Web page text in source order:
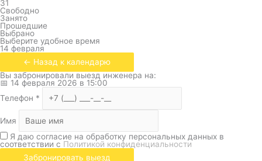
31
Свободно
Занято
Прошедшие
Выбрано
Выберите удобное время
14 февраля
← Назад к календарю
Вы забронировали выезд инженера на:
📅 14 февраля 2026 в 15:00
Телефон *
Имя
Я даю согласие на обработку персональных данных в
соответствии с Политикой конфиденциальности
Забронировать выезд